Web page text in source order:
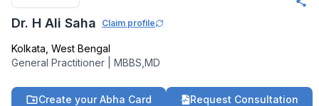
Dr. H Ali Saha Claim profile
Kolkata West Bengal
General Practitioner
MBBS,MD
Create your Abha Card Request Consultation